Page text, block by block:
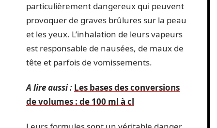
particulièrement dangereux qui peuvent
provoquer de graves brûlures sur la peau
et les yeux. L’inhalation de leurs vapeurs
est responsable de nausées, de maux de
tête et parfois de vomissements.
A lire aussi : Les bases des conversions
de volumes : de 100 ml à cl